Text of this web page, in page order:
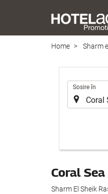
Home Sharm
Sosire în
Coral
Sharm El Sheik